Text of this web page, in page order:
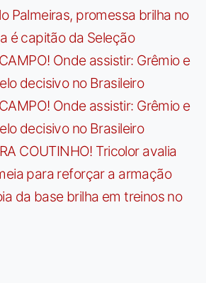
Palmeiras, promessa brilha no
é capitão da Seleção
Onde assistir: Grêmio e
decisivo no Brasileiro
Onde assistir: Grêmio e
decisivo no Brasileiro
COUTINHO! Tricolor avalia
para reforçar a armação
da base brilha em treinos no